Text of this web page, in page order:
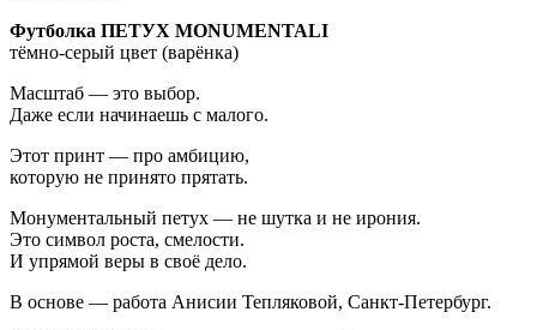
Футболка ПЕТУХ MONUMENTALI
тёмно-серый цвет (варёнка)
Масштаб — это выбор.
Даже если начинаешь с малого.
Этот принт — про амбицию,
которую не принято прятать.
Монументальный петух — не шутка и не ирония.
Это символ роста, смелости.
И упрямой веры в своё дело.
В основе — работа Анисии Тепляковой, Санкт-Петербург.